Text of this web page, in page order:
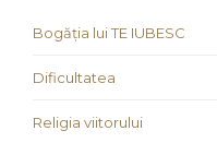
Bogăția lui TE IUBESC
Dificultatea
Religia viitorului